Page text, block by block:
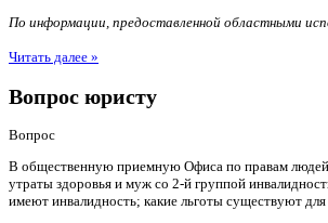
По информации, предоставленной областными
Читать далее »
Вопрос юристу
Вопрос
В общественную приемную Офиса по правам людей
утраты здоровья и муж со 2-й группой
имеют инвалидность; какие льготы существуют